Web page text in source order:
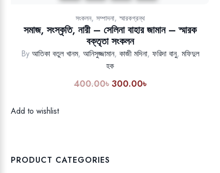
সংকলন, সম্পাদনা,স্মারকগ্রন্থ
সমাজ, সংস্কৃতি, নারী – সেলিনা বাহার জামান – স্মারক
বক্তৃতা সংকলন
By আতিকা বতুল খানম, আনিসুজ্জামান, কাজী মদিনা, ফরিদা বানু, মফিদুল
হক
400.00৳ Original
300.00৳Current
Add to wishlist
PRODUCT CATEGORIES